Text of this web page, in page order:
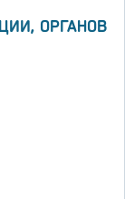
ОРГАНОВ